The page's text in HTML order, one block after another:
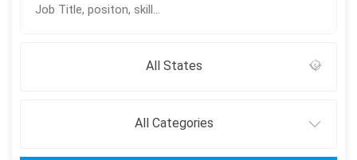
All States
All Categories